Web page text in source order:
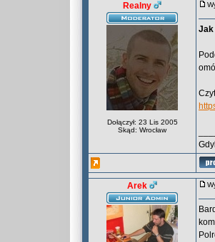
Realny
Dołączył: 23 Lis 2005
Skąd: Wrocław
Jak
Arek